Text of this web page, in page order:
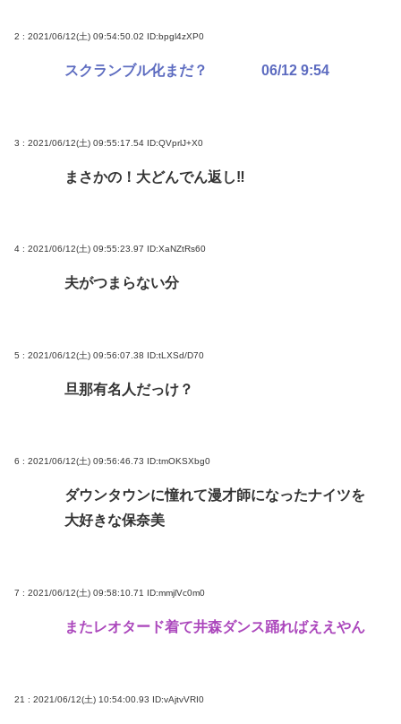
2 : 2021/06/12(土) 09:54:50.02 ID:bpgl4zXP0
スクランブル化まだ？ 06/12 9:54
3 : 2021/06/12(土) 09:55:17.54 ID:QVprlJ+X0
まさかの！大どんでん返し‼
4 : 2021/06/12(土) 09:55:23.97 ID:XaNZtRs60
夫がつまらない分
5 : 2021/06/12(土) 09:56:07.38 ID:tLXSd/D70
旦那有名人だっけ？
6 : 2021/06/12(土) 09:56:46.73 ID:tmOKSXbg0
ダウンタウンに憧れて漫才師になったナイツを
大好きな保奈美
7 : 2021/06/12(土) 09:58:10.71 ID:mmjlVc0m0
またレオタード着て井森ダンス踊ればええやん
21 : 2021/06/12(土) 10:54:00.93 ID:vAjtvVRI0